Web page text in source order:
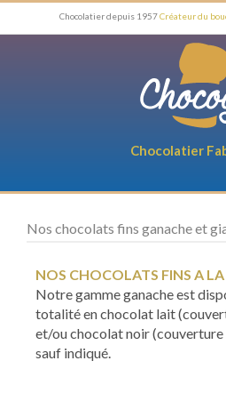
Chocolatier depuis 1957Créateur du
Chocolatier
Nos chocolats fins ganache et
NOS CHOCOLATS FINS A
Notre gamme ganache est
totalité en chocolat lait
et/ou chocolat noir (couverture
sauf indiqué.